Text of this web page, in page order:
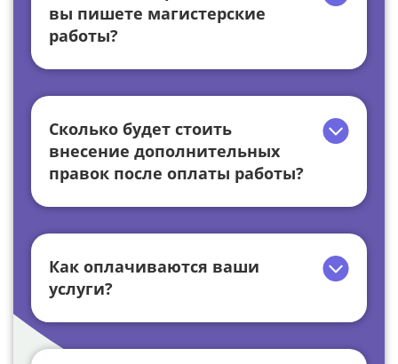
вы пишете магистерские
работы?
Сколько будет стоить
внесение дополнительных
правок после оплаты работы?
Как оплачиваются ваши
услуги?